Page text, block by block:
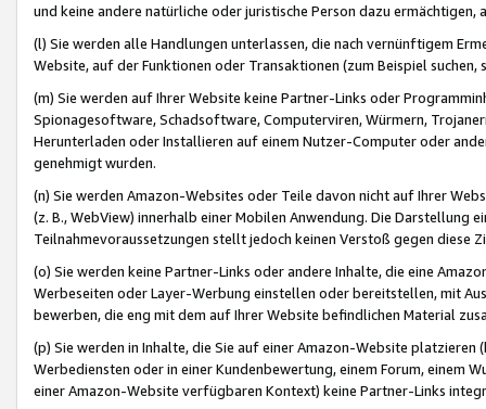
und keine andere natürliche oder juristische Person dazu
(l) Sie werden alle Handlungen unterlassen, die nach vernünftigem
Website, auf der Funktionen oder Transaktionen (zum Beispiel
(m) Sie werden auf Ihrer Website keine Partner-Links oder
Spionagesoftware, Schadsoftware, Computerviren, Würmern,
Herunterladen oder Installieren auf einem Nutzer-Computer oder
genehmigt wurden.
(n) Sie werden Amazon-Websites oder Teile davon nicht auf Ihrer
(z. B., WebView) innerhalb einer Mobilen Anwendung. Die Darstellung
Teilnahmevoraussetzungen stellt jedoch keinen Verstoß gegen diese
(o) Sie werden keine Partner-Links oder andere Inhalte, die eine
Werbeseiten oder Layer-Werbung einstellen oder bereitstellen, mit
bewerben, die eng mit dem auf Ihrer Website befindlichen Material
(p) Sie werden in Inhalte, die Sie auf einer Amazon-Website
Werbediensten oder in einer Kundenbewertung, einem Forum, einem
einer Amazon-Website verfügbaren Kontext) keine Partner-Links